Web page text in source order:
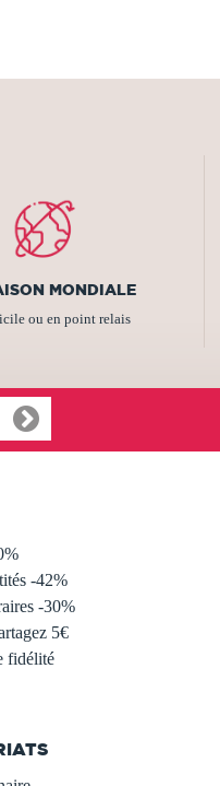
MONDIALE
ou en point relais
-42%
-30%
5€
fidélité